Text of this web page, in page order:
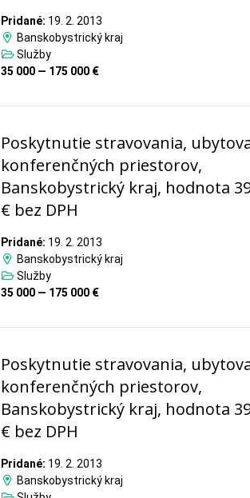
Pridané: 19. 2. 2013
Banskobystrický kraj
Služby
35 000 — 175 000 €
Poskytnutie stravovania,
konferenčných priestorov,
Banskobystrický kraj, hodnota
€ bez DPH
Pridané: 19. 2. 2013
Banskobystrický kraj
Služby
35 000 — 175 000 €
Poskytnutie stravovania,
konferenčných priestorov,
Banskobystrický kraj, hodnota
€ bez DPH
Pridané: 19. 2. 2013
Banskobystrický kraj